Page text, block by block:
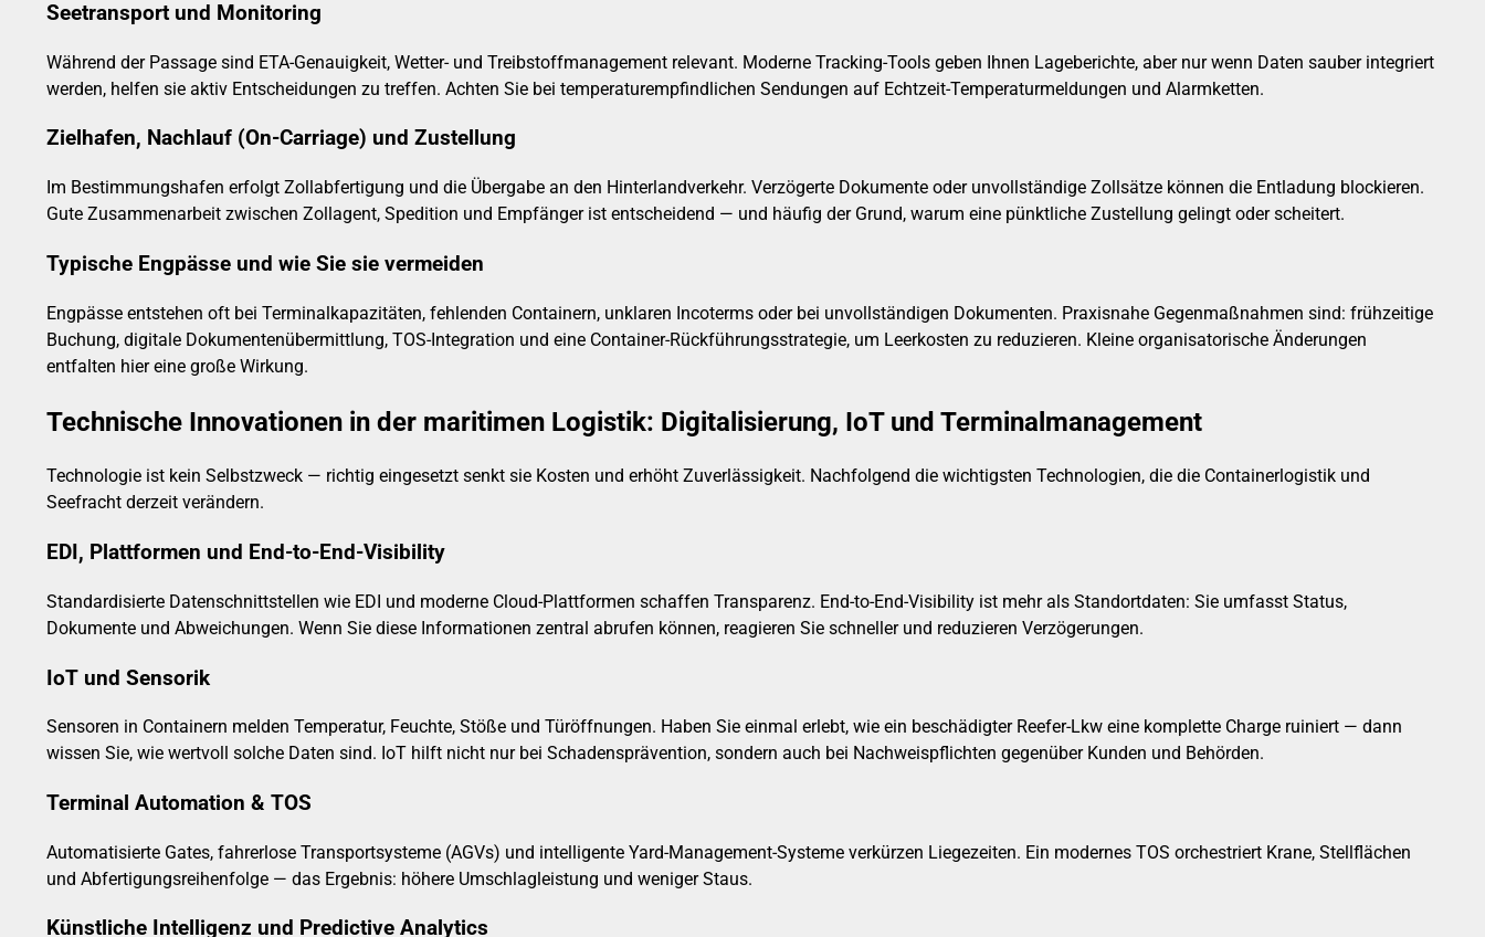
Seetransport und Monitoring
Während der Passage sind ETA-Genauigkeit, Wetter- und Treibstoffmanagement relevant. Moderne Tracking-Tools geben Ihnen Lageberichte, aber nur wenn Daten sauber integriert
werden, helfen sie aktiv Entscheidungen zu treffen. Achten Sie bei temperaturempfindlichen Sendungen auf Echtzeit-Temperaturmeldungen und Alarmketten.
Zielhafen, Nachlauf (On-Carriage) und Zustellung
Im Bestimmungshafen erfolgt Zollabfertigung und die Übergabe an den Hinterlandverkehr. Verzögerte Dokumente oder unvollständige Zollsätze können die Entladung blockieren.
Gute Zusammenarbeit zwischen Zollagent, Spedition und Empfänger ist entscheidend — und häufig der Grund, warum eine pünktliche Zustellung gelingt oder scheitert.
Typische Engpässe und wie Sie sie vermeiden
Engpässe entstehen oft bei Terminalkapazitäten, fehlenden Containern, unklaren Incoterms oder bei unvollständigen Dokumenten. Praxisnahe Gegenmaßnahmen sind: frühzeitige
Buchung, digitale Dokumentenübermittlung, TOS-Integration und eine Container-Rückführungsstrategie, um Leerkosten zu reduzieren. Kleine organisatorische Änderungen
entfalten hier eine große Wirkung.
Technische Innovationen in der maritimen Logistik: Digitalisierung, IoT und Terminalmanagement
Technologie ist kein Selbstzweck — richtig eingesetzt senkt sie Kosten und erhöht Zuverlässigkeit. Nachfolgend die wichtigsten Technologien, die die Containerlogistik und
Seefracht derzeit verändern.
EDI, Plattformen und End-to-End-Visibility
Standardisierte Datenschnittstellen wie EDI und moderne Cloud-Plattformen schaffen Transparenz. End-to-End-Visibility ist mehr als Standortdaten: Sie umfasst Status,
Dokumente und Abweichungen. Wenn Sie diese Informationen zentral abrufen können, reagieren Sie schneller und reduzieren Verzögerungen.
IoT und Sensorik
Sensoren in Containern melden Temperatur, Feuchte, Stöße und Türöffnungen. Haben Sie einmal erlebt, wie ein beschädigter Reefer-Lkw eine komplette Charge ruiniert — dann
wissen Sie, wie wertvoll solche Daten sind. IoT hilft nicht nur bei Schadensprävention, sondern auch bei Nachweispflichten gegenüber Kunden und Behörden.
Terminal Automation & TOS
Automatisierte Gates, fahrerlose Transportsysteme (AGVs) und intelligente Yard-Management-Systeme verkürzen Liegezeiten. Ein modernes TOS orchestriert Krane, Stellflächen
und Abfertigungsreihenfolge — das Ergebnis: höhere Umschlagleistung und weniger Staus.
Künstliche Intelligenz und Predictive Analytics